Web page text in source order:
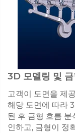
3D 모델링 및 금
고객이 도면을 제
해당 도면에 따라
된 후 금형 흐름
인하고, 금형이 정